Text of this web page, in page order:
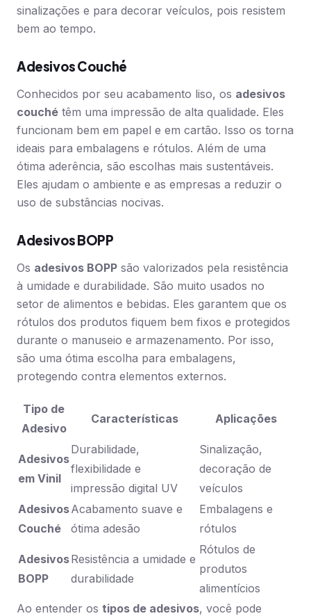
sinalizações e para decorar veículos, pois resistem
bem ao tempo.
Adesivos Couché
Conhecidos por seu acabamento liso, os adesivos
couché têm uma impressão de alta qualidade. Eles
funcionam bem em papel e em cartão. Isso os torna
ideais para embalagens e rótulos. Além de uma
ótima aderência, são escolhas mais sustentáveis.
Eles ajudam o ambiente e as empresas a reduzir o
uso de substâncias nocivas.
Adesivos BOPP
Os adesivos BOPP são valorizados pela resistência
à umidade e durabilidade. São muito usados no
setor de alimentos e bebidas. Eles garantem que os
rótulos dos produtos fiquem bem fixos e protegidos
durante o manuseio e armazenamento. Por isso,
são uma ótima escolha para embalagens,
protegendo contra elementos externos.
Tipo de
Adesivo
Características Aplicações
Adesivos
em Vinil
Durabilidade,
flexibilidade e
impressão digital UV
Sinalização,
decoração de
veículos
Adesivos
Couché
Acabamento suave e
ótima adesão
Embalagens e
rótulos
Adesivos
BOPP
Resistência a umidade e
durabilidade
Rótulos de
produtos
alimentícios
Ao entender os tipos de adesivos, você pode